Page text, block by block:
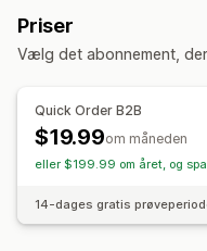
Priser
Vælg det abonnement,
Quick Order B2B
$19.99om måneden
eller $199.99 om året, og
14-dages gratis